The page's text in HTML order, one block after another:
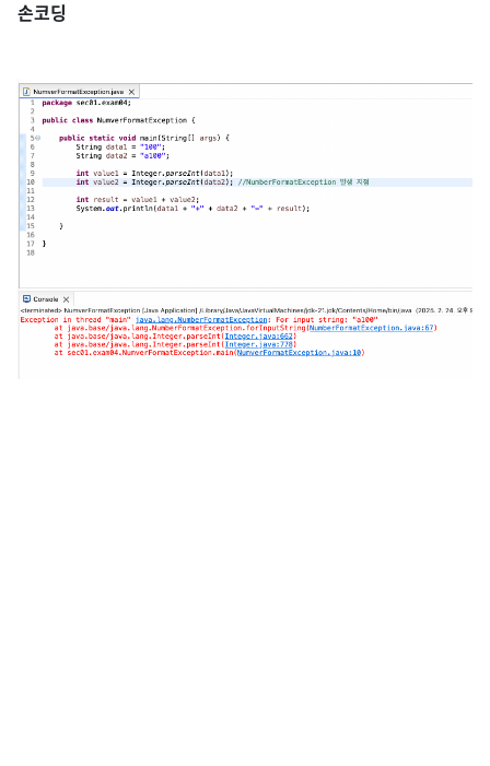
손코딩